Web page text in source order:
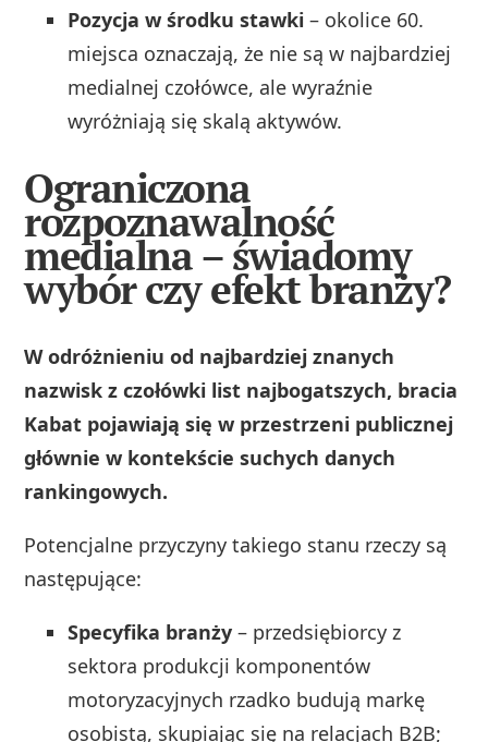
Pozycja w środku stawki – okolice 60.
miejsca oznaczają, że nie są w najbardziej
medialnej czołówce, ale wyraźnie
wyróżniają się skalą aktywów.
Ograniczona
rozpoznawalność
medialna – świadomy
wybór czy efekt branży?
W odróżnieniu od najbardziej znanych
nazwisk z czołówki list najbogatszych, bracia
Kabat pojawiają się w przestrzeni publicznej
głównie w kontekście suchych danych
rankingowych.
Potencjalne przyczyny takiego stanu rzeczy są
następujące:
Specyfika branży – przedsiębiorcy z
sektora produkcji komponentów
motoryzacyjnych rzadko budują markę
osobistą, skupiając się na relacjach B2B;